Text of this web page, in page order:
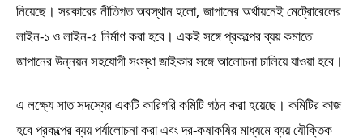
নিয়েছে। সরকারের নীতিগত অবস্থান হলো, জাপানের অর্থায়নেই মেট্রোরেলের
লাইন-১ ও লাইন-৫ নির্মাণ করা হবে। একই সঙ্গে প্রকল্পের ব্যয় কমাতে
জাপানের উন্নয়ন সহযোগী সংস্থা জাইকার সঙ্গে আলোচনা চালিয়ে যাওয়া হবে।
এ লক্ষ্যে সাত সদস্যের একটি কারিগরি কমিটি গঠন করা হয়েছে। কমিটির কাজ
হবে প্রকল্পের ব্যয় পর্যালোচনা করা এবং দর-কষাকষির মাধ্যমে ব্যয় যৌক্তিক